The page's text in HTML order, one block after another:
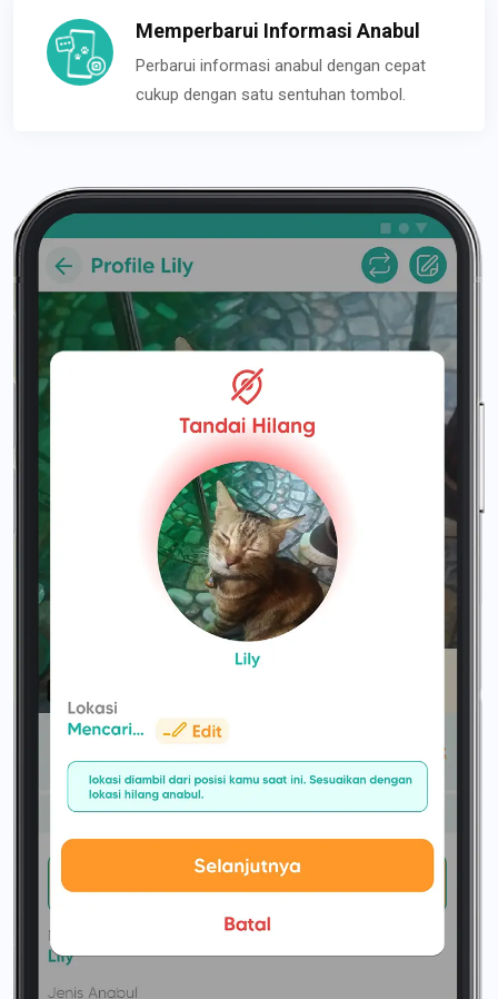
Memperbarui Informasi Anabul
Perbarui informasi anabul dengan cepat
cukup dengan satu sentuhan tombol.